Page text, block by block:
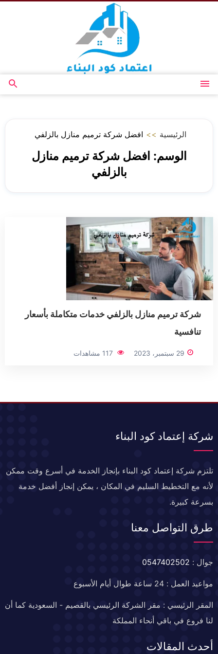
القائمة
بحث
الرئيسية >> افضل شركة ترميم منازل بالزلفي
الوسم: افضل شركة ترميم منازل
بالزلفي
شركة ترميم منازل بالزلفي خدمات متكاملة بأسعار
تنافسية
29 سبتمبر، 2023 117 مشاهدات
شركة إعتماد كود البناء
تلتزم شركة إعتماد كود البناء بإنجاز الخدمة في أسرع وقت ممكن
لأنه مع التخطيط السليم في المكان ، يمكن إنجاز أفضل خدمة
بسرعة كبيرة.
طرق التواصل معنا
جوال : 0547402502
مواعيد العمل : 24 ساعة طوال أيام الأسبوع
المقر الرئيسي : مقر الشركة الرئيسي بالقصيم - السعودية كما أن
لنا فروع في باقي أنحاء المملكة
أحدث المقالات